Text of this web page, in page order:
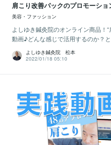
肩こり改善パックのプロモーショ
美容・ファッション
よしゆき鍼灸院のオンライン商品！
動画♪どんな感じで活用するのか？
よしゆき鍼灸院 松本
2022/01/18 05:10